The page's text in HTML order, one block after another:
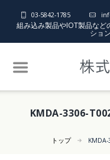
03-5842-1785
組み込み製品やIOT製品など
ショ
KMDA-3306-
トップ KMDA-